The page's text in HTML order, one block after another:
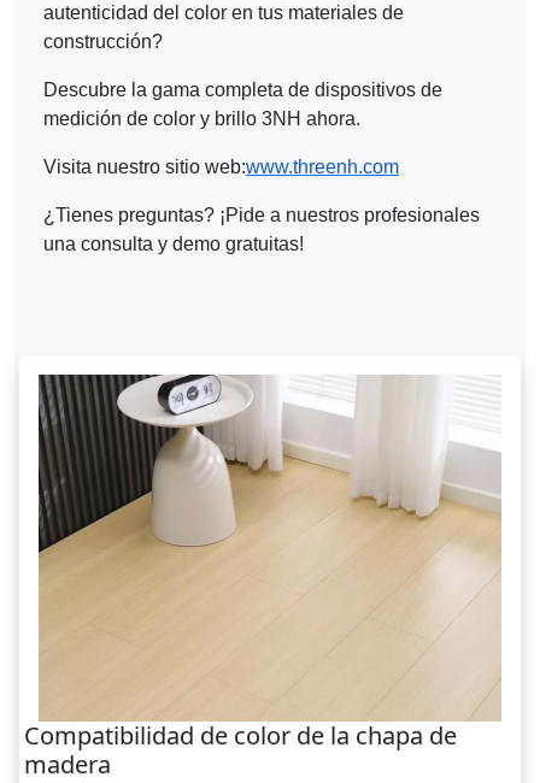
autenticidad del color en tus materiales de
construcción?
Descubre la gama completa de dispositivos de
medición de color y brillo 3NH ahora.
Visita nuestro sitio web:www.threenh.com
¿Tienes preguntas? ¡Pide a nuestros profesionales
una consulta y demo gratuitas!
Compatibilidad de color de la chapa de
madera